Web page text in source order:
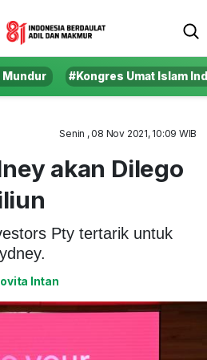
Mundur #Kongres Umat Islam
Senin , 08 Nov 2021, 10:09 WIB
akan Dilego
Pty tertarik untuk
Intan